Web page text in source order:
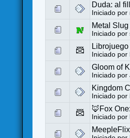
Duda: al
Iniciado por
Metal
Iniciado por
Iniciado por
Gloom of
Iniciado por
Kingdom
Iniciado por
🦊Fox
Iniciado por